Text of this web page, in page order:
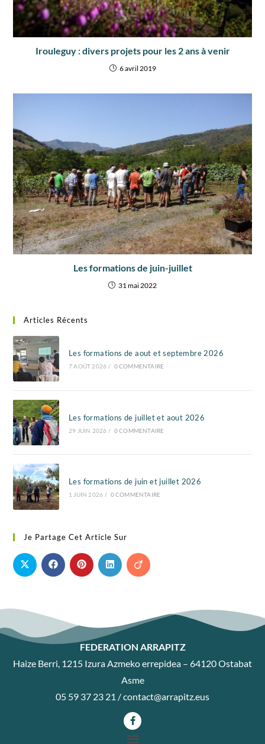
Irouleguy : divers projets pour les 2 ans à venir
6 avril 2019
Les formations de juin-juillet
31 mai 2022
Articles Récents
Les formations de aout et septembre 2026
7 AOÛT 2026 / 0 COMMENTAIRE
Les formations de juillet et aout 2026
29 JUIN 2026 / 0 COMMENTAIRE
Les formations de juin et juillet 2026
1 JUIN 2026 / 0 COMMENTAIRE
Je Partage Cet Article Sur
FEDERATION ARRAPITZ
Haize Berri, 1215 Izura Azmeko errepidea – 64120 Ostabat
Asme
05 59 37 23 21 /contact@arrapitz.eus